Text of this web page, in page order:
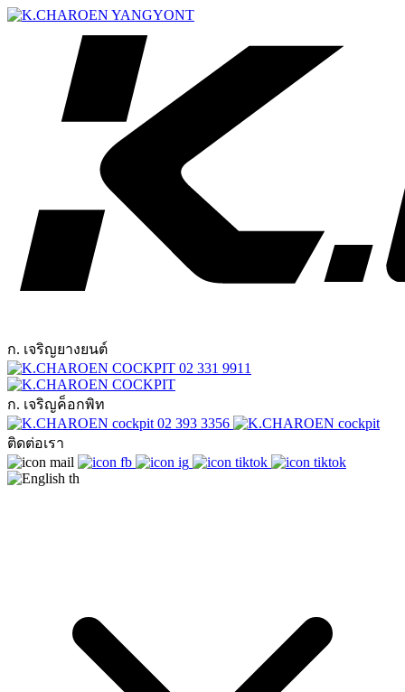
ก. เจริญยางยนต์
02 331 9911
ก. เจริญค็อกพิท
02 393 3356
ติดต่อเรา
th